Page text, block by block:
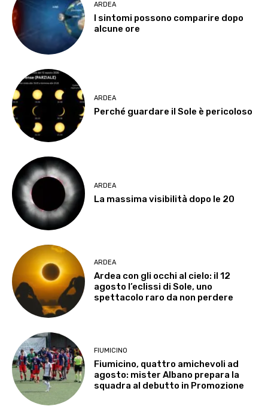
ARDEA
I sintomi possono comparire dopo
alcune ore
ARDEA
Perché guardare il Sole è pericoloso
ARDEA
La massima visibilità dopo le 20
ARDEA
Ardea con gli occhi al cielo: il 12
agosto l’eclissi di Sole, uno
spettacolo raro da non perdere
FIUMICINO
Fiumicino, quattro amichevoli ad
agosto: mister Albano prepara la
squadra al debutto in Promozione